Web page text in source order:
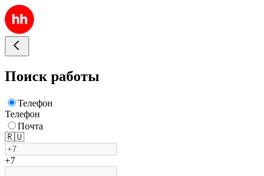
Поиск работы
Телефон
Телефон
Почта
🇷🇺
+7